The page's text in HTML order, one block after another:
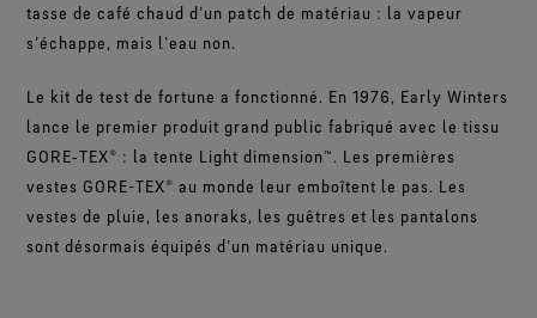
tasse de café chaud d’un patch de matériau : la vapeur
s’échappe, mais l’eau non.
Le kit de test de fortune a fonctionné. En 1976, Early Winters
lance le premier produit grand public fabriqué avec le tissu
GORE‑TEX® : la tente Light dimension™. Les premières
vestes GORE-TEX® au monde leur emboîtent le pas. Les
vestes de pluie, les anoraks, les guêtres et les pantalons
sont désormais équipés d’un matériau unique.